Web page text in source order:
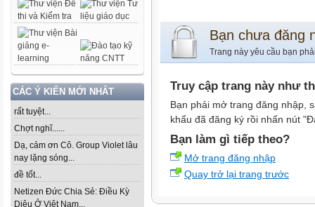
CÁC Ý KIẾN MỚI NHẤT
rất tuyệt...
Chợt nghĩ......
Dạ, cảm ơn Cô. Group Violet lâu
nay lặng sóng...
đề tốt...
Netizen Đức Chia Sẻ: Điều Kỳ
Diệu Ở Việt Nam...
Bạn chưa đăng
Trang này yêu cầu bạn
Truy cập trang này như
Bạn phải mở trang đăng nhập,
khẩu đã đăng ký rồi nhấn nút
Bạn làm gì tiếp theo?
Mở trang đăng nhập
Quay trở lại trang trước